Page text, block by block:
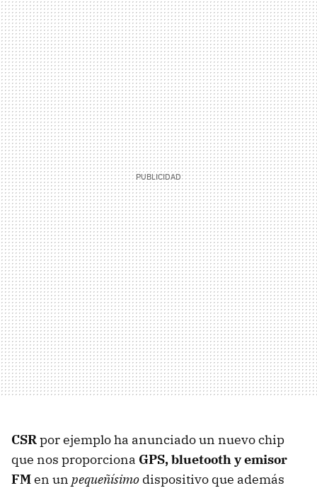
CSRpor ejemplo ha anunciado un nuevo chip
que nos proporciona GPS, bluetooth y emisor
FMen un pequeñísimo dispositivo que además